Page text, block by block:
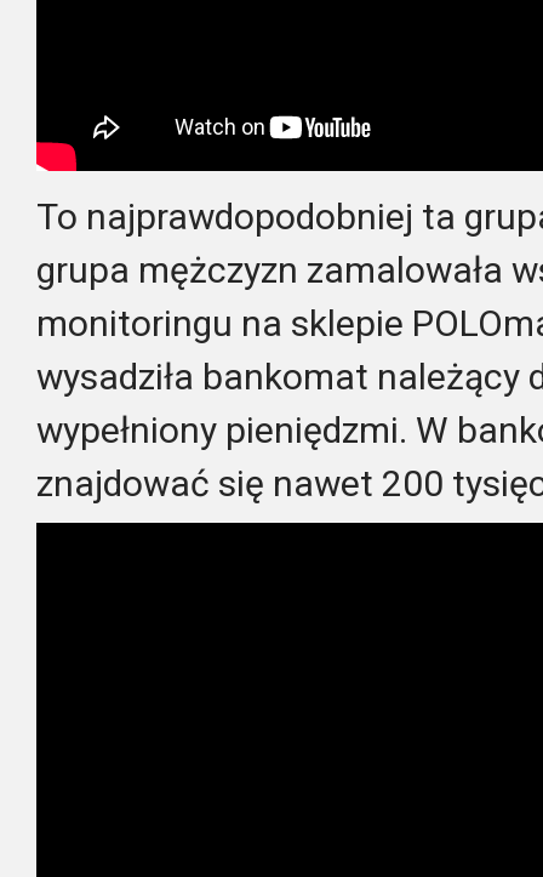
To najprawdopodobniej ta
grupa mężczyzn zamalowała
monitoringu na sklepie
wysadziła bankomat należący
wypełniony pieniędzmi. W
znajdować się nawet 200